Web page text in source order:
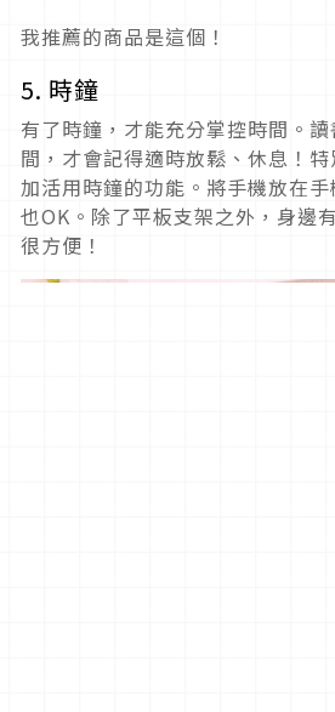
我推薦的商品是這個！
5. 時鐘
有了時鐘，才能充分掌控時間。
間，才會記得適時放鬆、休息！
加活用時鐘的功能。將手機放在
也OK。除了平板支架之外，身邊
很方便！